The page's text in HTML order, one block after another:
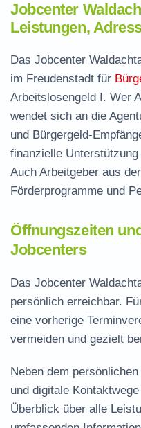
Jobcenter
Leistungen,
Das Jobcenter
im Freudenstadt für
Arbeitslosengeld I. Wer
wendet sich an die
und Bürgergeld-
finanzielle
Auch Arbeitgeber aus
Förderprogramme und
Öffnungszeiten
Jobcenters
Das Jobcenter
persönlich erreichbar.
eine vorherige
vermeiden und gezielt
Neben dem
und digitale
Überblick über alle